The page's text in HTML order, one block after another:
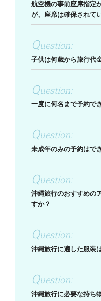
航空機の事前座席指定
が、座席は確保されて
子供は何歳から旅行代
一度に何名まで予約で
未成年のみの予約はで
沖縄旅行のおすすめの
すか？
沖縄旅行に適した服装
沖縄旅行に必要な持ち